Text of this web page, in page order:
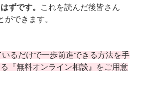
ずです。
これを読んだ後皆さん
ができます。
るだけで一歩前進できる方法を手
『無料オンライン相談』をご用意